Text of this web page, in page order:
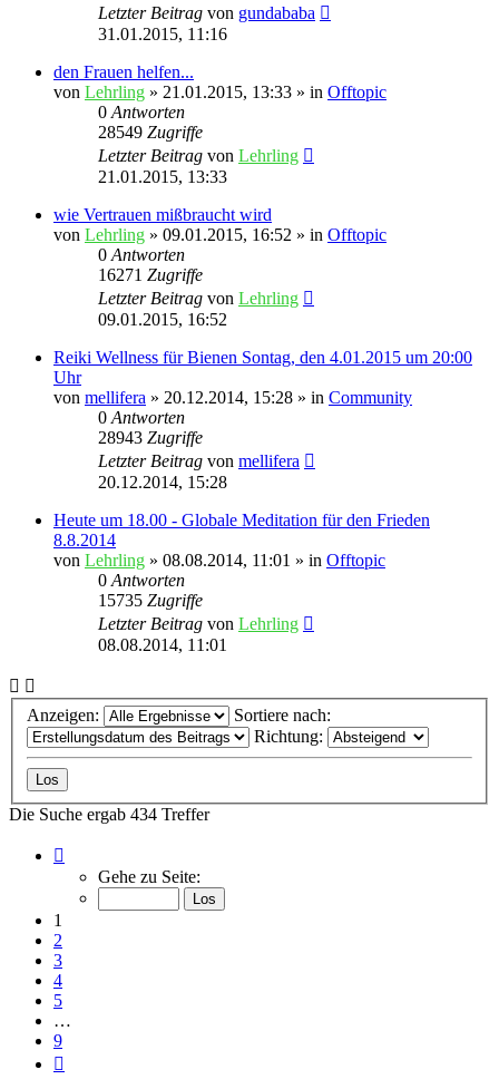
Letzter Beitrag von gundababa
31.01.2015, 11:16
den Frauen helfen...
von Lehrling » 21.01.2015, 13:33 » in Offtopic
0 Antworten
28549 Zugriffe
Letzter Beitrag von Lehrling
21.01.2015, 13:33
wie Vertrauen mißbraucht wird
von Lehrling » 09.01.2015, 16:52 » in Offtopic
0 Antworten
16271 Zugriffe
Letzter Beitrag von Lehrling
09.01.2015, 16:52
Reiki Wellness für Bienen Sontag, den 4.01.2015 um 20:00
Uhr
von mellifera » 20.12.2014, 15:28 » in Community
0 Antworten
28943 Zugriffe
Letzter Beitrag von mellifera
20.12.2014, 15:28
Heute um 18.00 - Globale Meditation für den Frieden
8.8.2014
von Lehrling » 08.08.2014, 11:01 » in Offtopic
0 Antworten
15735 Zugriffe
Letzter Beitrag von Lehrling
08.08.2014, 11:01
Anzeigen:
Sortiere nach:
Richtung:
Die Suche ergab 434 Treffer
von
Gehe zu Seite:
1
2
3
4
5
…
9